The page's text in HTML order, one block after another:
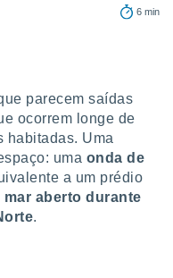
6 min
parecem saídas
ocorrem longe de
habitadas. Uma
uma onda de
a um prédio
mar aberto durante
.